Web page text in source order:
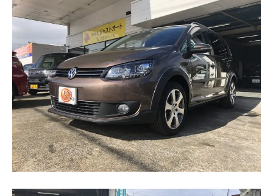
カーリースとは？
オートローン
ジャストリース プラン例
保険ご相談
会社案内
ご挨拶